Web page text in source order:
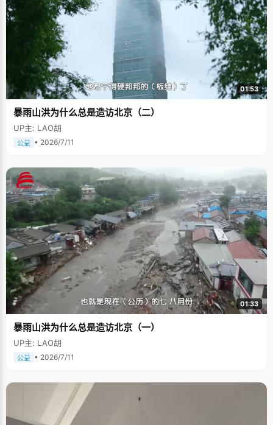
01:53
暴雨山洪为什么总是造访北京（二）
UP主: LAO胡
公益 • 2026/7/11
01:33
暴雨山洪为什么总是造访北京（一）
UP主: LAO胡
公益 • 2026/7/11